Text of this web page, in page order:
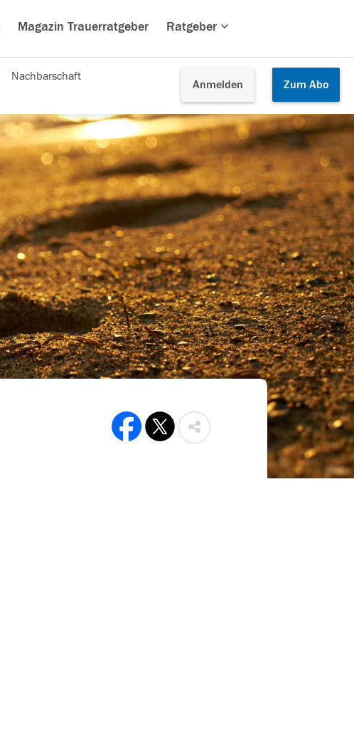
Magazin Trauerratgeber Ratgeber
Anmelden Zum Abo
Nachbarschaft